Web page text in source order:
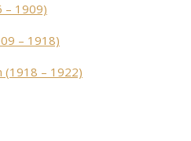
– 1909)
– 1918)
(1918 – 1922)